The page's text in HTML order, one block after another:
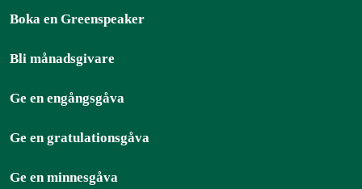
Boka en Greenspeaker
Bli månadsgivare
Ge en engångsgåva
Ge en gratulationsgåva
Ge en minnesgåva